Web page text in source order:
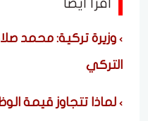
اقرأ ايضا
وزيرة تركية: محمد
التركي
لماذا تتجاوز قيمة